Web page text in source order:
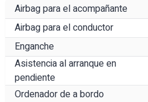
Airbag para el acompañante
Airbag para el conductor
Enganche
Asistencia al arranque en
pendiente
Ordenador de a bordo